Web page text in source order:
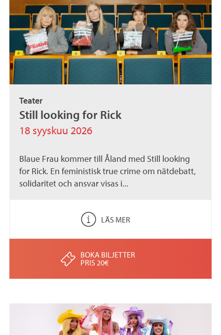
Teater
Still looking for Rick
18 syyskuu 2026
Blaue Frau kommer till Åland med Still looking
for Rick. En feministisk true crime om nätdebatt,
solidaritet och ansvar visas i...
LÄS MER
BOKA BILJETTER
PRIS 20€